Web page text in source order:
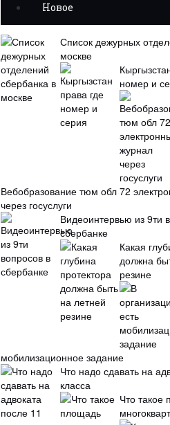
Новое
Список дежурных
москве
номер и
Вебобразование тюм обл 72
через госуслуги
Видеоинтервью из 9ти
сбербанке
Какая
должна
резине
мобилизационное задание
Что надо сдавать на
класса
Что такое